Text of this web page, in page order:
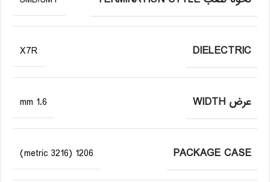
DIELECTRIC
X7R
عرض WIDTH 1.6 mm
PACKAGE CASE
1206 (3216 metric)